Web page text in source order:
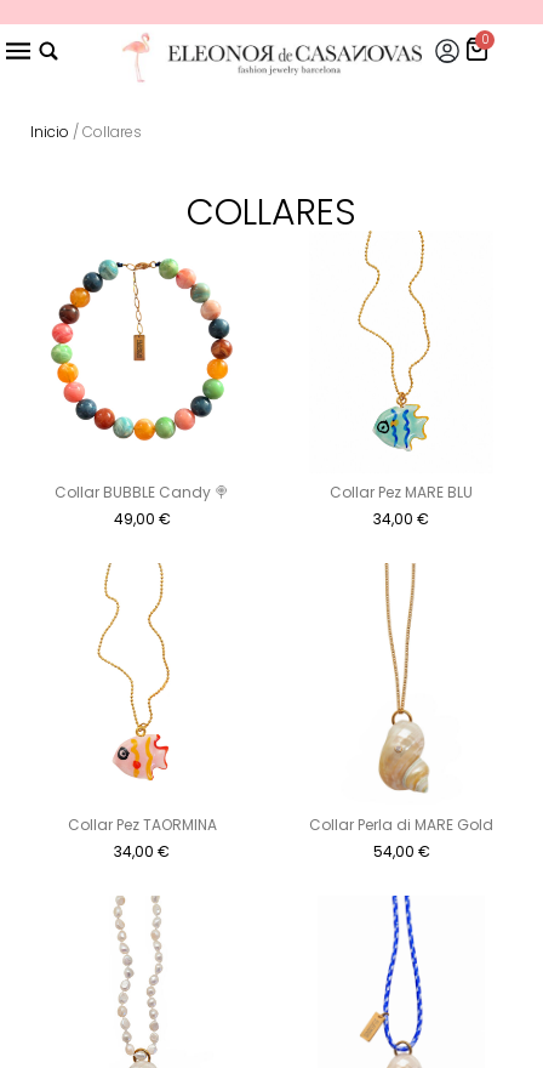
0
Inicio / Collares
COLLARES
Collar BUBBLE Candy 🍭
49,00 €
Collar Pez MARE BLU
34,00 €
Collar Pez TAORMINA
34,00 €
Collar Perla di MARE Gold
54,00 €